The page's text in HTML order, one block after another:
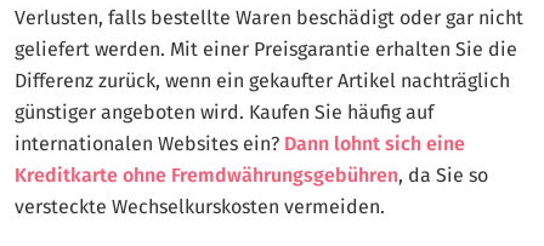
Verlusten, falls bestellte Waren beschädigt oder gar nicht
geliefert werden. Mit einer Preisgarantie erhalten Sie die
Differenz zurück, wenn ein gekaufter Artikel nachträglich
günstiger angeboten wird. Kaufen Sie häufig auf
internationalen Websites ein? Dann lohnt sich eine
Kreditkarte ohne Fremdwährungsgebühren, da Sie so
versteckte Wechselkurskosten vermeiden.